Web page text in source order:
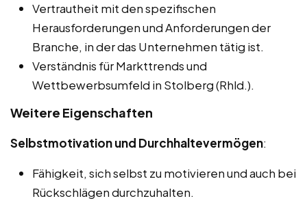
Vertrautheit mit den spezifischen
Herausforderungen und Anforderungen der
Branche, in der das Unternehmen tätig ist.
Verständnis für Markttrends und
Wettbewerbsumfeld in Stolberg (Rhld.).
Weitere Eigenschaften
Selbstmotivation und Durchhaltevermögen:
Fähigkeit, sich selbst zu motivieren und auch bei
Rückschlägen durchzuhalten.